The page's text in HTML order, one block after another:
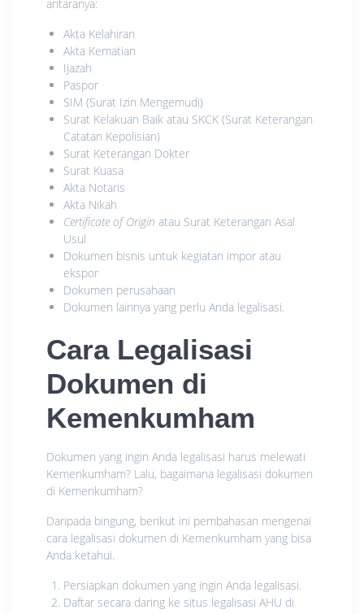
antaranya:
Akta Kelahiran
Akta Kematian
Ijazah
Paspor
SIM (Surat Izin Mengemudi)
Surat Kelakuan Baik atau SKCK (Surat Keterangan
Catatan Kepolisian)
Surat Keterangan Dokter
Surat Kuasa
Akta Notaris
Akta Nikah
Certificate of Origin atau Surat Keterangan Asal
Usul
Dokumen bisnis untuk kegiatan impor atau
ekspor
Dokumen perusahaan
Dokumen lainnya yang perlu Anda legalisasi.
Cara Legalisasi
Dokumen di
Kemenkumham
Dokumen yang ingin Anda legalisasi harus melewati
Kemenkumham? Lalu, bagaimana legalisasi dokumen
di Kemenkumham?
Daripada bingung, berikut ini pembahasan mengenai
cara legalisasi dokumen di Kemenkumham yang bisa
Anda ketahui.
Persiapkan dokumen yang ingin Anda legalisasi.
Daftar secara daring ke situs legalisasi AHU di